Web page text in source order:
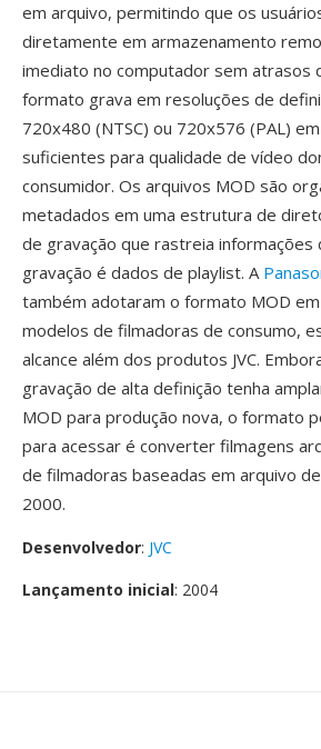
em arquivo, permitindo que os
diretamente em armazenamento
imediato no computador sem atrasos
formato grava em resoluções de
720x480 (NTSC) ou 720x576 (PAL)
suficientes para qualidade de vídeo
consumidor. Os arquivos MOD são
metadados em uma estrutura de
de gravação que rastreia informações
gravação é dados de playlist. A
também adotaram o formato MOD
modelos de filmadoras de consumo,
alcance além dos produtos JVC.
gravação de alta definição tenha
MOD para produção nova, o formato
para acessar é converter filmagens
de filmadoras baseadas em arquivo
2000.
Desenvolvedor: JVC
Lançamento inicial: 2004